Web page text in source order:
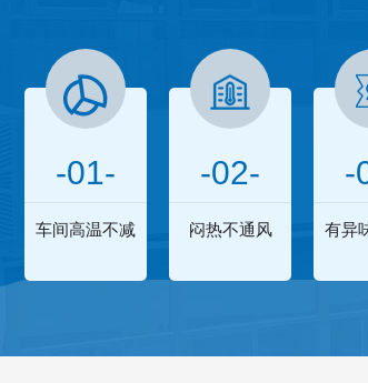
-01-
车间高温不减
-02-
闷热不通风
-
有异